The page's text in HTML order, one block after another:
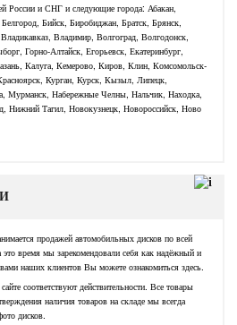
России и СНГ и следующие города: Абакан,
Бийск, Биробиджан, Братск, Брянск,
Владимир, Волгоград, Волгодонск,
Горно-Алтайск, Егорьевск, Екатеринбург,
Калуга, Кемерово, Киров, Клин, Комсомольск-
Курган, Курск, Кызыл, Липецк,
Мурманск, Набережные Челны, Нальчик, Находка,
Нижний Тагил, Новокузнецк, Новороссийск, Ново
продажей автомобильных дисков по всей
время мы зарекомендовали себя как надёжный и
наших клиентов Вы можете ознакомиться здесь.
соответствуют действительности. Все товары
наличия товаров на складе мы всегда
дисков.